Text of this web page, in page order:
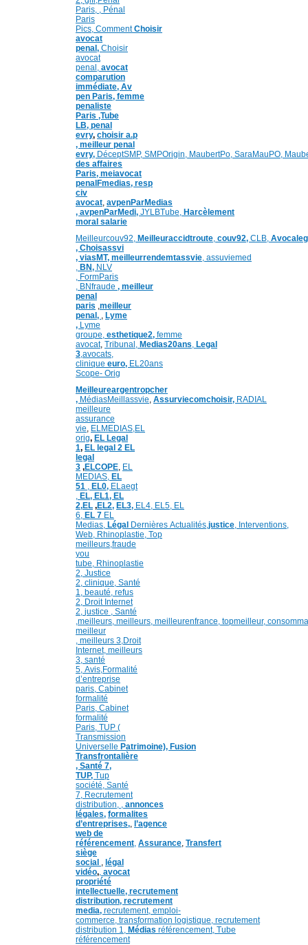
Paris,
Pénal
Paris
Pics, CommentChoisir
avocat
penal, Choisir
avocat
penal, avocat
comparution
immédiate, Av
pen Paris, femme
penaliste
Paris ,Tube
LB, penal
evry, choisir a.p
, meilleur penal
evry, DéceptSMP, SMPOrigin, MaubertPo, SaraMauPO,
des affaires
Paris, meiavocat
penalFmedias, resp
civ
avocat avpenParMedias
, avpenParMedi, JYLBTube, Harcèlement
moral salarie
Meilleurcouv92, Meilleuraccidtroute couv92, CLB,
, Choisassvi
, viasMT, meilleurrendemtassvie assuviemed
BN, NLV
FormParis
BNfraude , meilleur
penal
paris meilleur
penal,
Lyme
, Lyme
groupe, esthetique2, femme
avocat, Tribunal, Medias20ans Legal
3 avocats,
clinique euro, EL20ans
Scope- Orig
Meilleureargentropcher
, MédiasMeillassvie Assurviecomchoisir, RADIAL
meilleure
assurance
vie ELMEDIAS, EL
orig, EL Legal
1, EL legal 2 EL
legal
3 ,ELCOPE EL
MEDIAS, EL
51
EL0, ELaegt
EL, EL1, EL
2,EL ,EL2, EL3, EL4, EL5, EL
6, EL 7 EL
Medias, Légal Dernières Actualités, justice Interventions,
Web, Rhinoplastie Top
meilleurs fraude
you
tube Rhinoplastie
2 Justice
2 clinique Santé
1
, beauté, refus
2 Droit Internet
2 justice , Santé
meilleurs meilleurs meilleurenfrance, topmeilleur,
meilleur
meilleurs 3, Droit
Internet, meilleurs
3, santé
5, Avis Formalité
d’entreprise
paris, Cabinet
formalité
Paris, Cabinet
formalité
Paris, TUP (
Transmission
Universelle Patrimoine), Fusion
Transfrontalière
, Santé 7,
TUP, Tup
société, Santé
7, Recrutement
distribution,
annonces
légales, formalites
d’entreprises, l’agence
web de
référencement Assurance Transfert
siège
social
légal
vidéo, avocat
propriété
intellectuelle, recrutement
distribution, recrutement
media, recrutement, emploi-
commerce, transformation logistique, recrutement
distribution 1, Médias référencement, Tube
référencement